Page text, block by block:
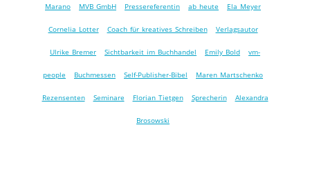
Marano MVB GmbH Pressereferentin ab heute Ela Meyer
Cornelia Lotter Coach für kreatives Schreiben Verlagsautor
Ulrike Bremer Sichtbarkeit im Buchhandel Emily Bold vm-
people Buchmessen Self-Publisher-Bibel Maren Martschenko
Rezensenten Seminare Florian Tietgen Sprecherin Alexandra
Brosowski